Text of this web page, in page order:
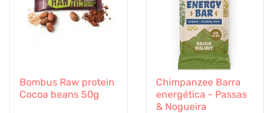
Bombus Raw protein
Cocoa beans 50g
Chimpanzee Barra
energética - Passas
& Nogueira